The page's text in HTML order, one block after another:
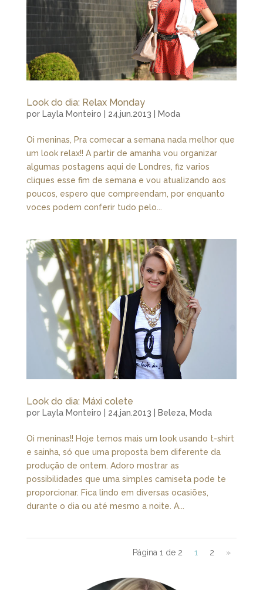
Look do dia: Relax Monday
por Layla Monteiro 24.jun.2013 Moda
Oi meninas, Pra comecar a semana nada melhor que
um look relax!! A partir de amanha vou organizar
algumas postagens aqui de Londres, fiz varios
cliques esse fim de semana e vou atualizando aos
poucos, espero que compreendam, por enquanto
voces podem conferir tudo pelo...
Look do dia: Máxi colete
por Layla Monteiro 24.jan.2013 Beleza, Moda
Oi meninas!! Hoje temos mais um look usando t-shirt
e sainha, só que uma proposta bem diferente da
produção de ontem. Adoro mostrar as
possibilidades que uma simples camiseta pode te
proporcionar. Fica lindo em diversas ocasiões,
durante o dia ou até mesmo a noite. A...
Página 1 de 2 1 2 »